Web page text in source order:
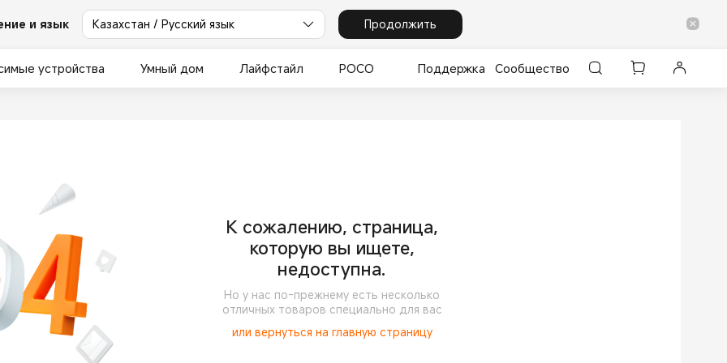
и язык Казахстан / Русский язык Продолжить
устройства Умный дом Лайфстайл POCO Поддержка Сообщество
К сожалению, страница,
которую вы ищете,
недоступна.
Но у нас по-прежнему есть несколько
отличных товаров специально для вас
или вернуться на главную страницу